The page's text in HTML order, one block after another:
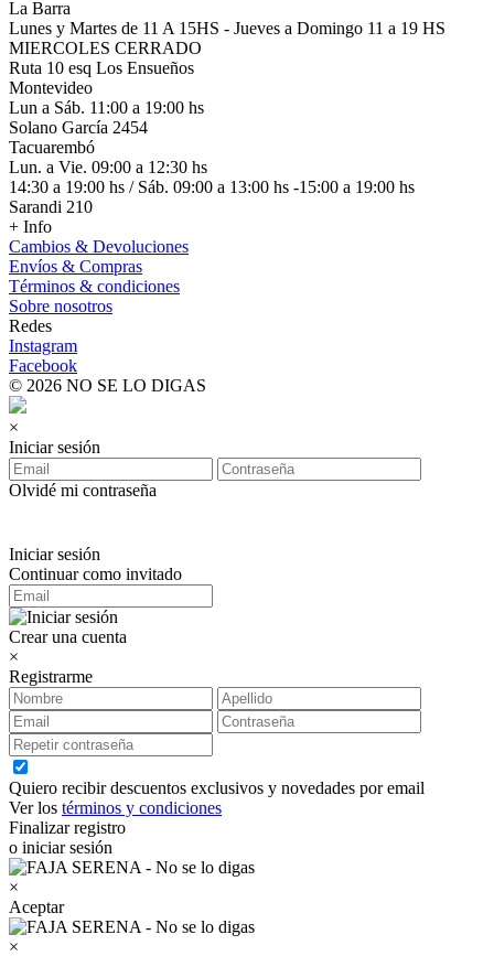
La Barra
Lunes y Martes de 11 A 15HS - Jueves a Domingo 11 a 19 HS
MIERCOLES CERRADO
Ruta 10 esq Los Ensueños
Montevideo
Lun a Sáb. 11:00 a 19:00 hs
Solano García 2454
Tacuarembó
Lun. a Vie. 09:00 a 12:30 hs
14:30 a 19:00 hs / Sáb. 09:00 a 13:00 hs -15:00 a 19:00 hs
Sarandi 210
+ Info
Cambios & Devoluciones
Envíos & Compras
Términos & condiciones
Sobre nosotros
Redes
Instagram
Facebook
© 2026 NO SE LO DIGAS
×
Iniciar sesión
Olvidé mi contraseña
Iniciar sesión
Continuar como invitado
Crear una cuenta
×
Registrarme
Quiero recibir descuentos exclusivos y novedades por email
Ver los términos y condiciones
Finalizar registro
o iniciar sesión
×
Aceptar
×